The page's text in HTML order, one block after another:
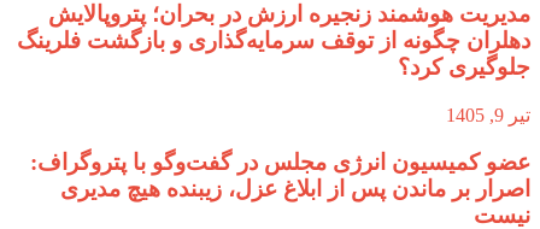
مدیریت هوشمند زنجیره ارزش در بحران؛ پتروپالایش
دهلران چگونه از توقف سرمایه‌گذاری و بازگشت فلرینگ
جلوگیری کرد؟
تیر 9, 1405
عضو کمیسیون انرژی مجلس در گفت‌وگو با پتروگراف:
اصرار بر ماندن پس از ابلاغ عزل، زیبنده هیچ مدیری
نیست